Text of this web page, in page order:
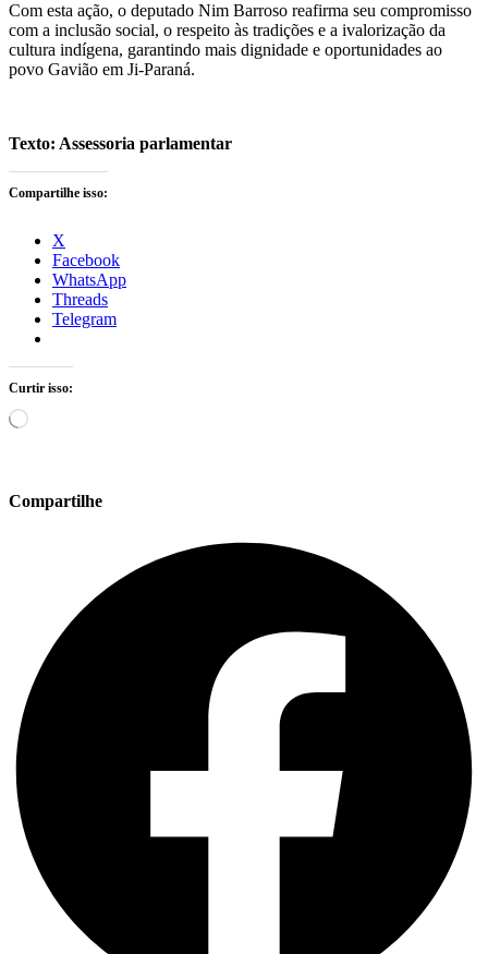
Com esta ação, o deputado Nim Barroso reafirma seu compromisso
com a inclusão social, o respeito às tradições e a ivalorização da
cultura indígena, garantindo mais dignidade e oportunidades ao
povo Gavião em Ji-Paraná.
Texto: Assessoria parlamentar
Compartilhe isso:
X
Facebook
WhatsApp
Threads
Telegram
Curtir isso:
Carregando...
Compartilhe